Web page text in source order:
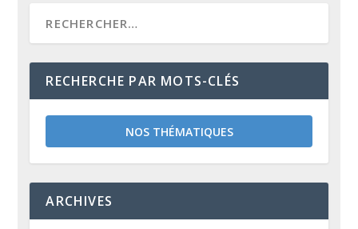
RECHERCHE PAR MOTS-CLÉS
NOS THÉMATIQUES
ARCHIVES